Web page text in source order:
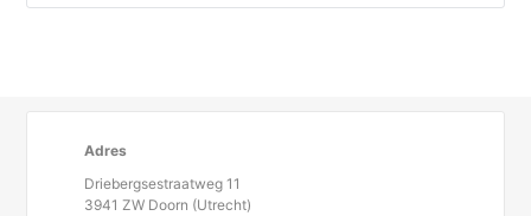
Adres
Driebergsestraatweg 11
3941 ZW Doorn (Utrecht)